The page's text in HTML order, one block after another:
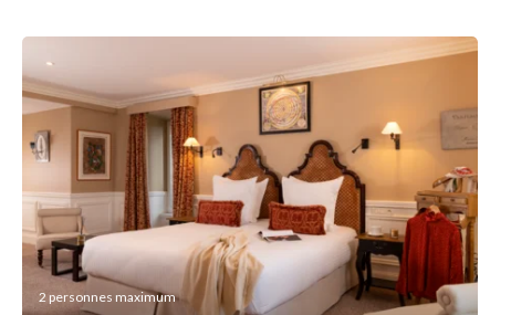
2 personnes maximum